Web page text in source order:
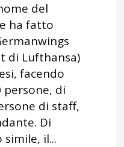
del
ha fatto
di Lufthansa)
facendo
persone, di
di staff,
Di
il...